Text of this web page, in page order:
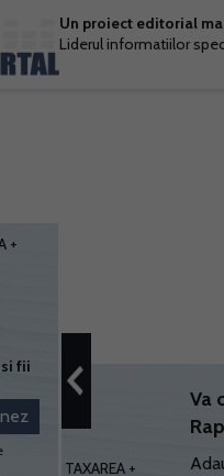
Un proiect editorial
Liderul informatiilor
Va
fii